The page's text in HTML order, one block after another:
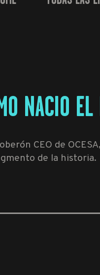
NACIO EL
CEO de
de la